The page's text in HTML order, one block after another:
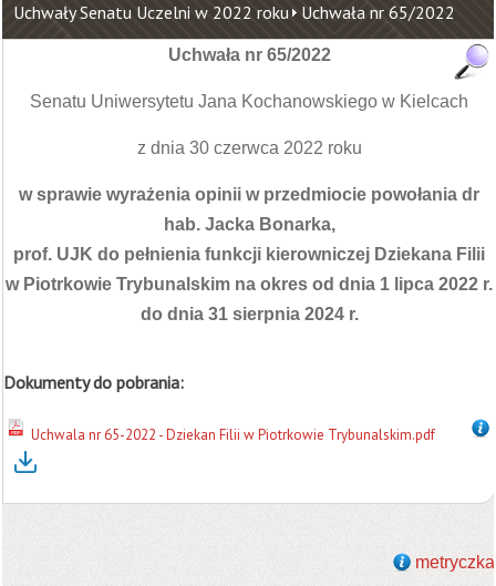
Uchwały Senatu Uczelni w 2022 roku Uchwała nr 65/2022
Uchwała nr 65/2022
Senatu Uniwersytetu Jana Kochanowskiego w Kielcach
z dnia 30 czerwca 2022 roku
w sprawie wyrażenia opinii w przedmiocie powołania dr
hab. Jacka Bonarka,
prof. UJK do pełnienia funkcji kierowniczej Dziekana Filii
w Piotrkowie Trybunalskim na okres od dnia 1 lipca 2022 r.
do dnia 31 sierpnia 2024 r.
Dokumenty do pobrania:
Uchwala nr 65-2022 - Dziekan Filii w Piotrkowie Trybunalskim.pdf
metryczka